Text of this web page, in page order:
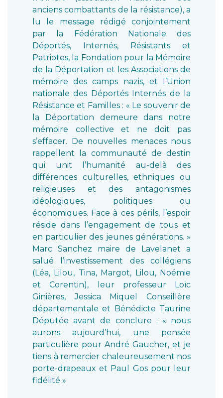
anciens combattants de la résistance), a
lu le message rédigé conjointement
par la Fédération Nationale des
Déportés, Internés, Résistants et
Patriotes, la Fondation pour la Mémoire
de la Déportation et les Associations de
mémoire des camps nazis, et l’Union
nationale des Déportés Internés de la
Résistance et Familles : « Le souvenir de
la Déportation demeure dans notre
mémoire collective et ne doit pas
s’effacer. De nouvelles menaces nous
rappellent la communauté de destin
qui unit l’humanité au-delà des
différences culturelles, ethniques ou
religieuses et des antagonismes
idéologiques, politiques ou
économiques. Face à ces périls, l’espoir
réside dans l’engagement de tous et
en particulier des jeunes générations. »
Marc Sanchez maire de Lavelanet a
salué l’investissement des collégiens
(Léa, Lilou, Tina, Margot, Lilou, Noémie
et Corentin), leur professeur Loïc
Ginières, Jessica Miquel Conseillère
départementale et Bénédicte Taurine
Députée avant de conclure : « nous
aurons aujourd’hui, une pensée
particulière pour André Gaucher, et je
tiens à remercier chaleureusement nos
porte-drapeaux et Paul Gos pour leur
fidélité »